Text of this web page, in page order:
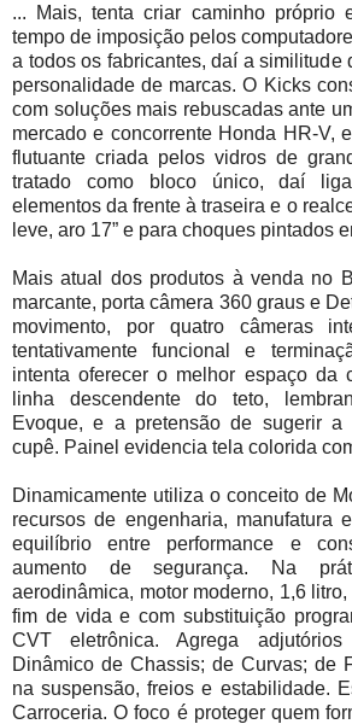
... Mais, tenta criar caminho próprio
tempo de imposição pelos
a todos os fabricantes, daí a similitude
personalidade de marcas. O Kicks
com soluções mais rebuscadas ante
mercado e concorrente Honda HR-V,
flutuante criada pelos vidros de
tratado como bloco único, daí
elementos da frente à traseira e o
leve, aro 17” e para choques pintados
Mais atual dos produtos à venda no
marcante, porta câmera 360 graus e
movimento, por quatro câmeras
tentativamente funcional e
intenta oferecer o melhor espaço da
linha descendente do teto,
Evoque, e a pretensão de sugerir a
cupê. Painel evidencia tela colorida
Dinamicamente utiliza o conceito de
recursos de engenharia, manufatura
equilíbrio entre performance e
aumento de segurança. Na
aerodinâmica, motor moderno, 1,6
fim de vida e com substituição
CVT eletrônica. Agrega
Dinâmico de Chassis; de Curvas; de
na suspensão, freios e estabilidade.
Carroceria. O foco é proteger quem